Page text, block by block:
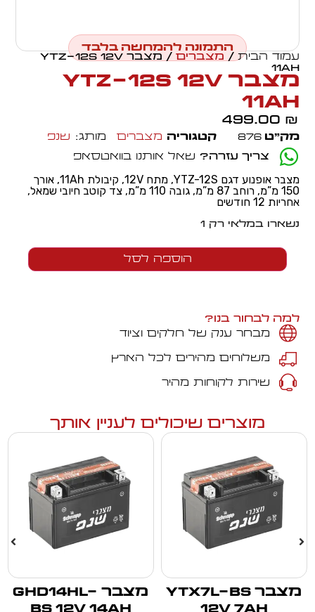
התמונה להמחשה בלבד
עמוד הבית/ מצברים
/ מצבר YTZ-12S 12V
11Ah
מצבר YTZ-12S 12V
11Ah
499.00 ₪
מק״ט876 קטגוריה מצברים מותג: שנפ
צריך עזרה? שאל אותנו בוואטסאפ
מצבר אופנוע דגם YTZ-12S, מתח 12V, קיבולת 11Ah, אורך
150 מ”מ, רוחב 87 מ”מ, גובה 110 מ”מ, צד קוטב חיובי שמאל,
אחריות 12 חודשים
נשארו במלאי רק 1
הוספה לסל
למה לבחור בנו?
מבחר ענק של חלקים וציוד
משלוחים מהירים לכל הארץ
שירות לקוחות מהיר
מוצרים שיכולים לעניין אותך
מצבר YTX7L-BS
מצבר GHD14HL-